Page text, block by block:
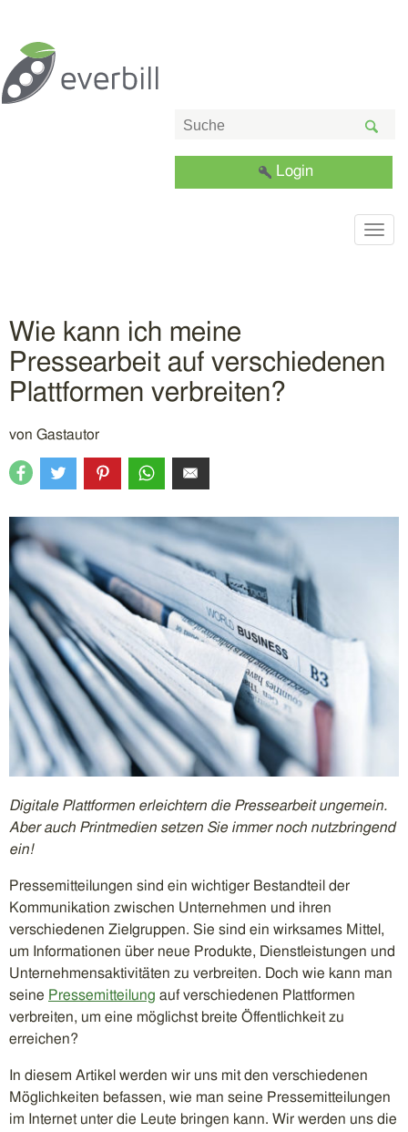
Login
Wie kann ich meine
Pressearbeit auf verschiedenen
Plattformen verbreiten?
von Gastautor
Digitale Plattformen erleichtern die Pressearbeit ungemein.
Aber auch Printmedien setzen Sie immer noch nutzbringend
ein!
Pressemitteilungen sind ein wichtiger Bestandteil der
Kommunikation zwischen Unternehmen und ihren
verschiedenen Zielgruppen. Sie sind ein wirksames Mittel,
um Informationen über neue Produkte, Dienstleistungen und
Unternehmensaktivitäten zu verbreiten. Doch wie kann man
seine Pressemitteilung auf verschiedenen Plattformen
verbreiten, um eine möglichst breite Öffentlichkeit zu
erreichen?
In diesem Artikel werden wir uns mit den verschiedenen
Möglichkeiten befassen, wie man seine Pressemitteilungen
im Internet unter die Leute bringen kann. Wir werden uns die